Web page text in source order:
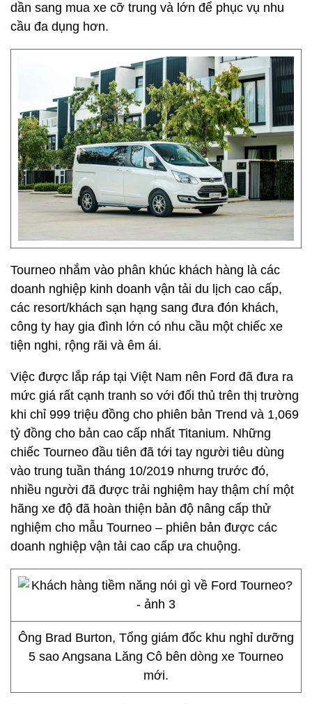
dần sang mua xe cỡ trung và lớn để phục vụ nhu
cầu đa dụng hơn.
Tourneo nhắm vào phân khúc khách hàng là các
doanh nghiệp kinh doanh vận tải du lịch cao cấp,
các resort/khách sạn hạng sang đưa đón khách,
công ty hay gia đình lớn có nhu cầu một chiếc xe
tiện nghi, rộng rãi và êm ái.
Việc được lắp ráp tại Việt Nam nên Ford đã đưa ra
mức giá rất cạnh tranh so với đối thủ trên thị trường
khi chỉ 999 triệu đồng cho phiên bản Trend và 1,069
tỷ đồng cho bản cao cấp nhất Titanium. Những
chiếc Tourneo đầu tiên đã tới tay người tiêu dùng
vào trung tuần tháng 10/2019 nhưng trước đó,
nhiều người đã được trải nghiệm hay thậm chí một
hãng xe độ đã hoàn thiện bản độ nâng cấp thử
nghiệm cho mẫu Tourneo – phiên bản được các
doanh nghiệp vận tải cao cấp ưa chuộng.
Ông Brad Burton, Tổng giám đốc khu nghỉ dưỡng
5 sao Angsana Lăng Cô bên dòng xe Tourneo
mới.